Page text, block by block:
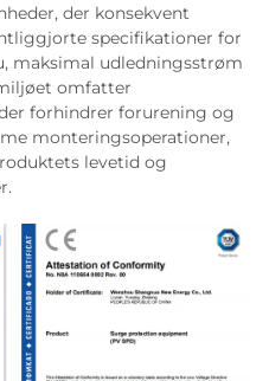
der konsekvent
specifikationer for
maksimal udledningsstrøm
omfatter
forhindrer forurening og
monteringsoperationer,
levetid og